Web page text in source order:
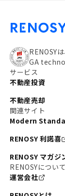
RENOSY
GA
サービス
不動産投資
不動産売却
関連サイト
Modern
RENOSY 利諾喜
RENOSY マガジ
RENOSYについて
運営会社